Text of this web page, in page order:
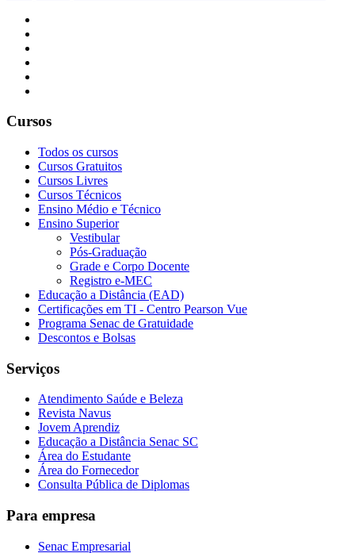
Cursos
Todos os cursos
Cursos Gratuitos
Cursos Livres
Cursos Técnicos
Ensino Médio e Técnico
Ensino Superior
Vestibular
Pós-Graduação
Grade e Corpo Docente
Registro e-MEC
Educação a Distância (EAD)
Certificações em TI - Centro Pearson Vue
Programa Senac de Gratuidade
Descontos e Bolsas
Serviços
Atendimento Saúde e Beleza
Revista Navus
Jovem Aprendiz
Educação a Distância Senac SC
Área do Estudante
Área do Fornecedor
Consulta Pública de Diplomas
Para empresa
Senac Empresarial